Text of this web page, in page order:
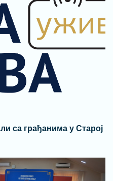
са грађанима у Старој